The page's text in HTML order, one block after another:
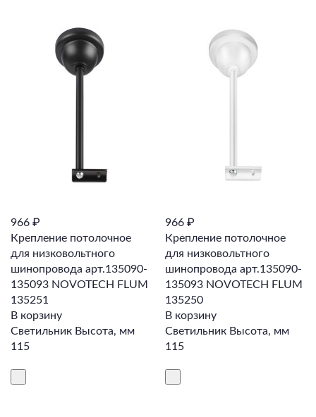
966 ₽
Крепление потолочное
для низковольтного
шинопровода арт.135090-
135093 NOVOTECH FLUM
135251
В корзину
Светильник Высота, мм
115
966 ₽
Крепление потолочное
для низковольтного
шинопровода арт.135090-
135093 NOVOTECH FLUM
135250
В корзину
Светильник Высота, мм
115